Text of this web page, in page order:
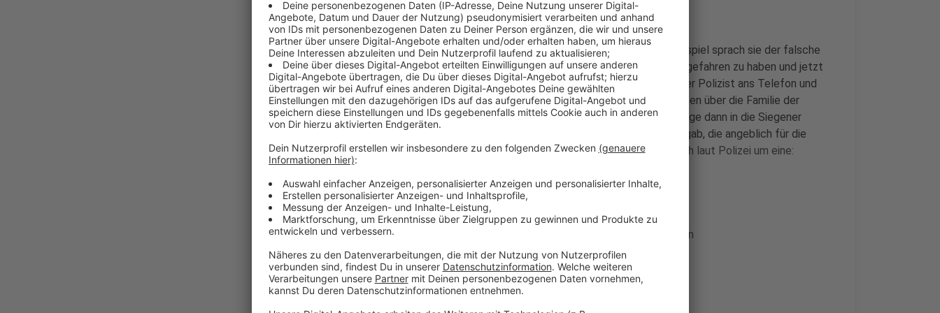
Die Betrüger wussten offenbar einiges über die Seniorin. Zum Beispiel sprach sie der falsche
Schwiegersohn mit ihrem Kosenamen an. Er gab vor, eine Frau totgefahren zu haben und jetzt
dringend Geld für die Kaution zu brauchen. Danach ging ein falscher Polizist ans Telefon und
übte weiter Druck auf die Frau aus. Weil der genauere Informationen über die Familie der
Seniorin hatte, glaubte sie den Betrügern. Die lotsten die 73-Jährige dann in die Siegener
Emilienstraße, wo sie das Geld schließlich an eine junge Frau übergab, die angeblich für die
Staatsanwaltschaft arbeitet.Bei der Kontaktperson handelte sich laut Polizei um eine:
- ca. 25 - 30 Jahre alte Frau
- schlanke Statur
- längere blonde Haare, zum Pferdeschwanz zusammengebunden
- grauen oder beigefarbenen Trenchcoat
- weiße Turnschuhe